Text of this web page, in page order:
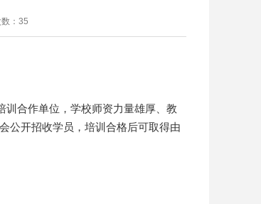
： 35
合作单位，学校师资力量雄厚、教
公开招收学员，培训合格后可取得由